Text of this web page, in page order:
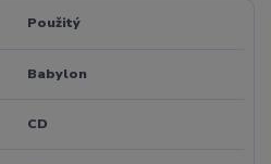
Použitý
Babylon
CD